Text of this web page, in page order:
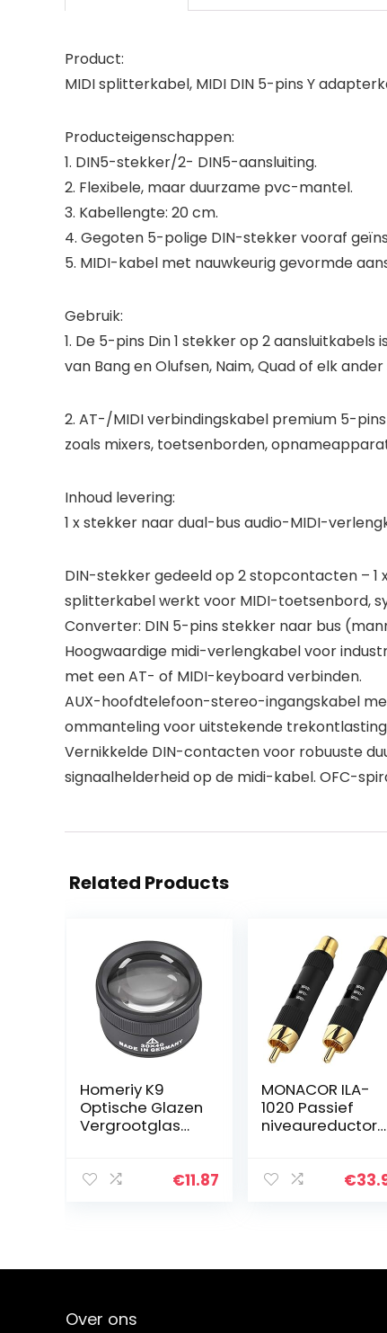
Product:
MIDI splitterkabel, MIDI DIN 5-pins Y
Producteigenschappen:
1. DIN5-stekker/2- DIN5-aansluiting.
2. Flexibele, maar duurzame pvc-mantel.
3. Kabellengte: 20 cm.
4. Gegoten 5-polige DIN-stekker vooraf
5. MIDI-kabel met nauwkeurig gevormde
Gebruik:
1. De 5-pins Din 1 stekker op 2
van Bang en Olufsen, Naim, Quad of elk
2. AT-/MIDI verbindingskabel premium 5-
zoals mixers, toetsenborden,
Inhoud levering:
1 x stekker naar dual-bus audio-MIDI-
DIN-stekker gedeeld op 2 stopcontacten – 1
splitterkabel werkt voor MIDI-toetsenbord,
Converter: DIN 5-pins stekker naar bus
Hoogwaardige midi-verlengkabel voor
met een AT- of MIDI-keyboard verbinden.
AUX-hoofdtelefoon-stereo-ingangskabel
ommanteling voor uitstekende
Vernikkelde DIN-contacten voor robuuste
signaalhelderheid op de midi-kabel. OFC-
Related Products
Homeriy K9
Optische Glazen
Vergrootglas
Voor Antieke€11.87
MONACOR ILA-
1020 Passief
niveaureductor
zwart met
€
Over ons